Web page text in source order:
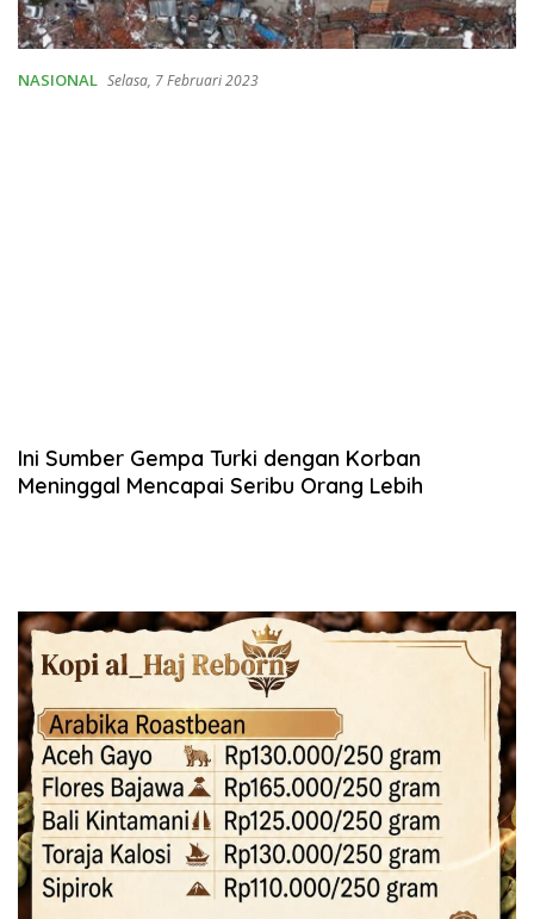
NASIONAL Selasa, 7 Februari 2023
Ini Sumber Gempa Turki dengan Korban
Meninggal Mencapai Seribu Orang Lebih